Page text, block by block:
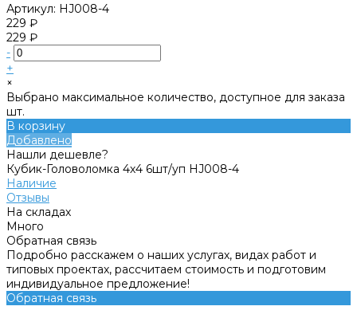
Артикул: HJ008-4
229 ₽
229 ₽
-
+
×
Выбрано максимальное количество, доступное для заказа
шт.
В корзину
Добавлено
Нашли дешевле?
Кубик-Головоломка 4х4 6шт/уп HJ008-4
Наличие
Отзывы
На складах
Много
Обратная связь
Подробно расскажем о наших услугах, видах работ и
типовых проектах, рассчитаем стоимость и подготовим
индивидуальное предложение!
Обратная связь